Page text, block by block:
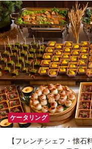
ケータリング
【フレンチシェフ・懐石